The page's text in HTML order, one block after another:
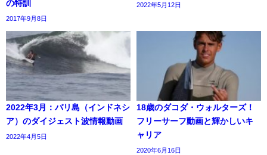
の特訓
2017年9月8日
2022年5月12日
2022年3月：バリ島（インドネシ
ア）のダイジェスト波情報動画
2022年4月5日
18歳のダコダ・ウォルターズ！
フリーサーフ動画と輝かしいキ
ャリア
2020年6月16日